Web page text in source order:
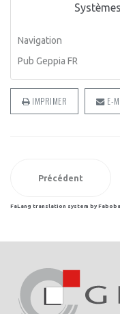
Navigation
Pub Geppia FR
IMPRIMER E-
Précédent
FaLang translation system by Faboba